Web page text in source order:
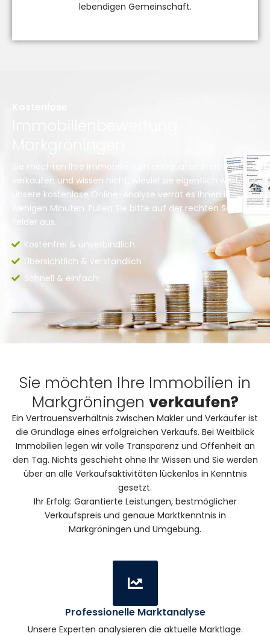
lebendigen Gemeinschaft.
Sie möchten Ihre Immobilie zum adäquaten Preis
verkaufen und wissen nicht, wieviel sie eigentlich wert ist?
Unsere kostenlose Online-Analyse verrät es Ihnen in
wenigen Minuten. Füllen Sie bitte auf der rechten Seite die
Felder aus.
Kostenfrei & unverbindlich
Übersichtlich & verständlich
Schnell & einfach
Sie möchten Ihre Immobilien in
Markgröningen verkaufen?
Ein Vertrauensverhältnis zwischen Makler und Verkäufer ist
die Grundlage eines erfolgreichen Verkaufs. Bei Weitblick
Immobilien legen wir volle Transparenz und Offenheit an
den Tag. Nichts geschieht ohne Ihr Wissen und Sie werden
über an alle Verkaufsaktivitäten lückenlos in Kenntnis
gesetzt.
Ihr Erfolg: Garantierte Leistungen, bestmöglicher
Verkaufspreis und genaue Marktkenntnis in
Markgröningen und Umgebung.
Professionelle Marktanalyse
Unsere Experten analysieren die aktuelle Marktlage.